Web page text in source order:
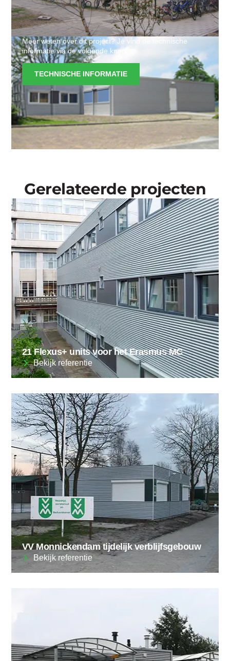
Meer weten over dit project? Je vind de technische
informatie via de volgende knop.
TECHNISCHE INFORMATIE
Gerelateerde projecten
21 Flexus+ units voor het Erasmus MC
Bekijk referentie
VV Monnickendam tijdelijk verblijfsgebouw
Bekijk referentie